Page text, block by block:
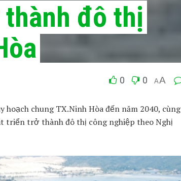
đô thị
0 0 AA
hoạch chung TX.Ninh Hòa đến năm 2040, cùng
triển trở thành đô thị công nghiệp theo Nghị